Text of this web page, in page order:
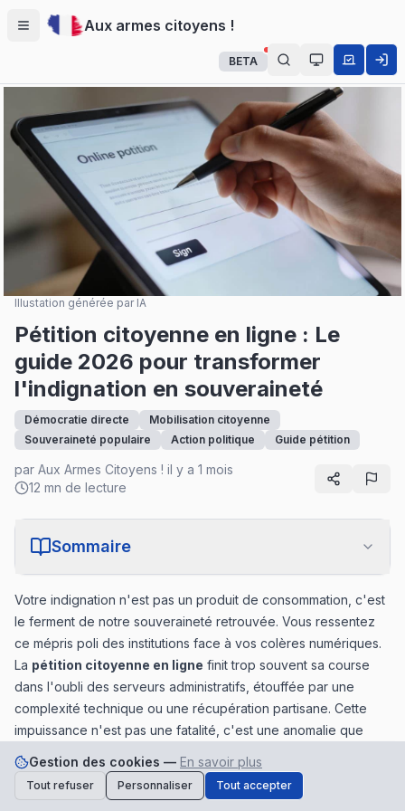
Gestion des cookies — En savoir plus
Tout refuser Personnaliser Tout accepter
Menu Aux armes citoyens !
BETA Auto
Illustation générée par IA
Pétition citoyenne en ligne : Le
guide 2026 pour transformer
l'indignation en souveraineté
Démocratie directe
Mobilisation citoyenne
Souveraineté populaire
Action politique Guide pétition
par Aux Armes Citoyens ! il y a 1 mois
12 mn de lecture
Sommaire
Votre indignation n'est pas un produit de consommation, c'est
le ferment de notre souveraineté retrouvée. Vous ressentez
ce mépris poli des institutions face à vos colères numériques.
La pétition citoyenne en ligne finit trop souvent sa course
dans l'oubli des serveurs administratifs, étouffée par une
complexité technique ou une récupération partisane. Cette
impuissance n'est pas une fatalité, c'est une anomalie que
nous devons corriger ensemble par l'action et la droiture. Il est
temps de passer du simple clic de contestation au geste sacré
du citoyen bâtisseur.Soutenez-nous Faire un don